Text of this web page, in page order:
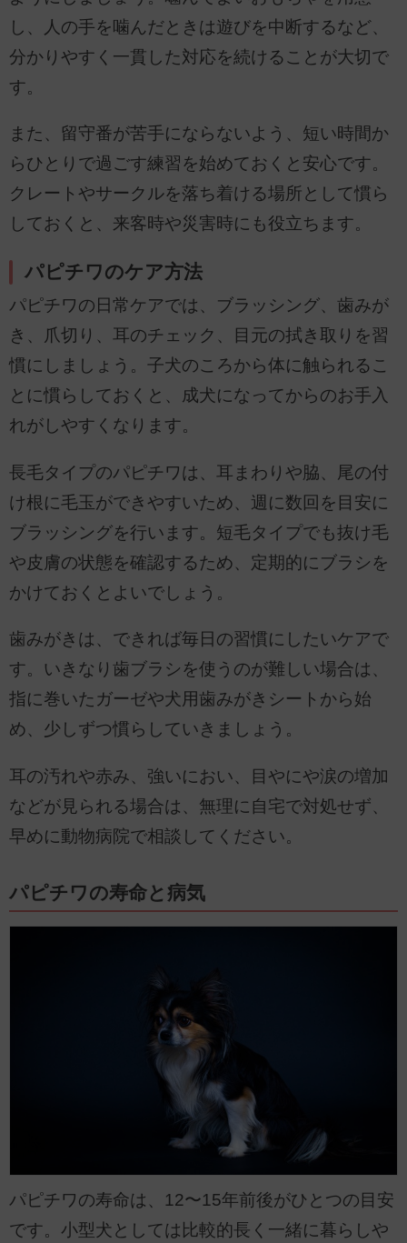
し、人の手を噛んだときは遊びを中断するなど、
分かりやすく一貫した対応を続けることが大切で
す。
また、留守番が苦手にならないよう、短い時間か
らひとりで過ごす練習を始めておくと安心です。
クレートやサークルを落ち着ける場所として慣ら
しておくと、来客時や災害時にも役立ちます。
パピチワのケア方法
パピチワの日常ケアでは、ブラッシング、歯みが
き、爪切り、耳のチェック、目元の拭き取りを習
慣にしましょう。子犬のころから体に触られるこ
とに慣らしておくと、成犬になってからのお手入
れがしやすくなります。
長毛タイプのパピチワは、耳まわりや脇、尾の付
け根に毛玉ができやすいため、週に数回を目安に
ブラッシングを行います。短毛タイプでも抜け毛
や皮膚の状態を確認するため、定期的にブラシを
かけておくとよいでしょう。
歯みがきは、できれば毎日の習慣にしたいケアで
す。いきなり歯ブラシを使うのが難しい場合は、
指に巻いたガーゼや犬用歯みがきシートから始
め、少しずつ慣らしていきましょう。
耳の汚れや赤み、強いにおい、目やにや涙の増加
などが見られる場合は、無理に自宅で対処せず、
早めに動物病院で相談してください。
パピチワの寿命と病気
パピチワの寿命は、12〜15年前後がひとつの目安
です。小型犬としては比較的長く一緒に暮らしや